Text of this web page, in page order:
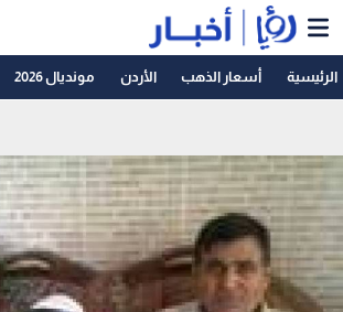
الرئيسية أسعار الذهب الأردن مونديال 2026